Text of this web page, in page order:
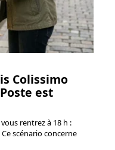
Colissimo
est
rentrez à 18 h :
scénario concerne